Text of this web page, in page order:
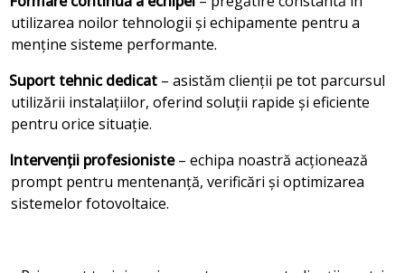
utilizarea noilor tehnologii și echipamente pentru a
menține sisteme performante.
Suport tehnic dedicat – asistăm clienții pe tot parcursul
utilizării instalațiilor, oferind soluții rapide și eficiente
pentru orice situație.
Intervenții profesioniste– echipa noastră acționează
prompt pentru mentenanță, verificări și optimizarea
sistemelor fotovoltaice.